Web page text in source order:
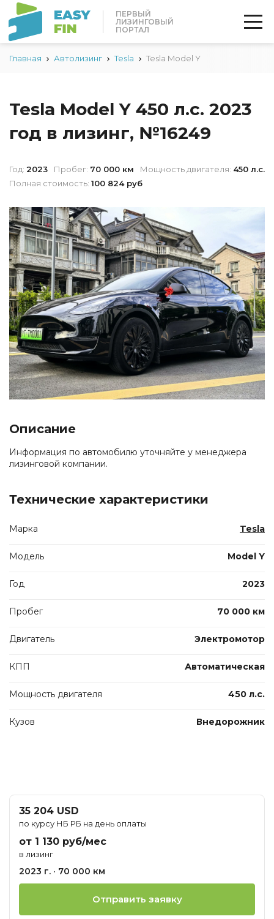
ПЕРВЫЙ
ЛИЗИНГОВЫЙ
ПОРТАЛ
Главная Автолизинг Tesla Tesla Model Y
Tesla Model Y 450 л.с. 2023
год в лизинг, №16249
Год: 2023 Пробег: 70 000 км Мощность двигателя: 450 л.с.
Полная стоимость: 100 824 руб
Описание
Информация по автомобилю уточняйте у менеджера
лизинговой компании.
Технические характеристики
Марка Tesla
Модель Model Y
Год 2023
Пробег 70 000 км
Двигатель Электромотор
КПП Автоматическая
Мощность двигателя 450 л.с.
Кузов Внедорожник
35 204 USD
по курсу НБ РБ на день оплаты
от 1 130 руб/мес
в лизинг
2023 г. · 70 000 км
Отправить заявку